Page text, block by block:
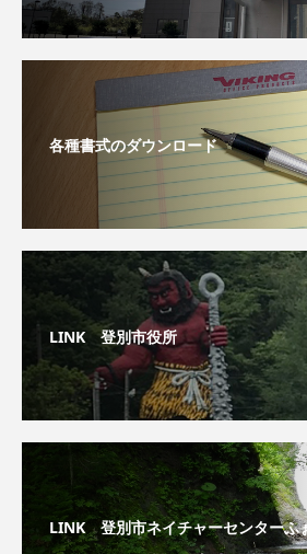
各種書式のダウンロード
LINK 登別市役所
LINK 登別市ネイチャーセンターふ